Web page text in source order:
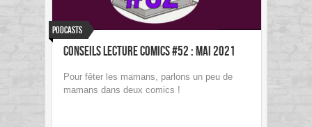
Podcasts
Conseils Lecture Comics #52 : Mai 2021
Pour fêter les mamans, parlons un peu de
mamans dans deux comics !